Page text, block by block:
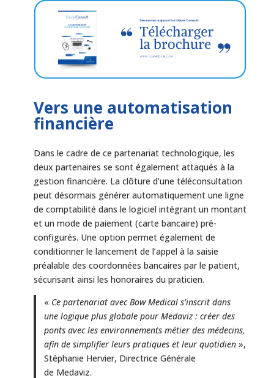
Vers une automatisation
financière
Dans le cadre de ce partenariat technologique, les
deux partenaires se sont également attaqués à la
gestion financière. La clôture d’une téléconsultation
peut désormais générer automatiquement une ligne
de comptabilité dans le logiciel intégrant un montant
et un mode de paiement (carte bancaire) pré-
configurés. Une option permet également de
conditionner le lancement de l’appel à la saisie
préalable des coordonnées bancaires par le patient,
sécurisant ainsi les honoraires du praticien.
« Ce partenariat avec Bow Medical s’inscrit dans
une logique plus globale pour Medaviz : créer des
ponts avec les environnements métier des médecins,
afin de simplifier leurs pratiques et leur quotidien»,
Stéphanie Hervier, Directrice Générale
de Medaviz.